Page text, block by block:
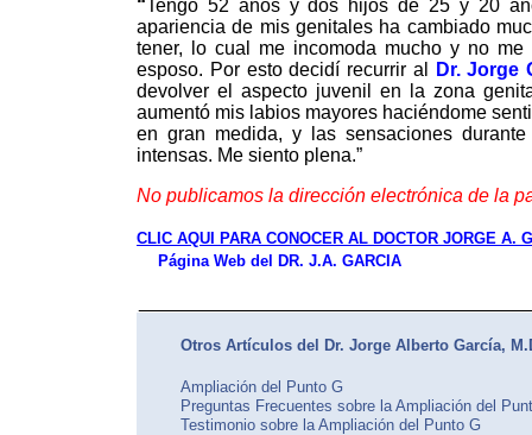
“Tengo 52 años y dos hijos de 25 y 20
apariencia de mis genitales ha cambiado
tener, lo cual me incomoda mucho y no
esposo. Por esto decidí recurrir al
Dr. Jorge
devolver el aspecto juvenil en la zona
aumentó mis labios mayores haciéndome
en gran medida, y las sensaciones
intensas. Me siento plena.”
No publicamos la dirección electrónica de la
CLIC AQUI PARA CONOCER AL DOCTOR JORGE A.
Página Web del DR. J.A. GARCIA
Otros Artículos del Dr. Jorge Alberto García,
Ampliación del Punto G
Preguntas Frecuentes sobre la Ampliación del
Testimonio sobre la Ampliación del Punto G